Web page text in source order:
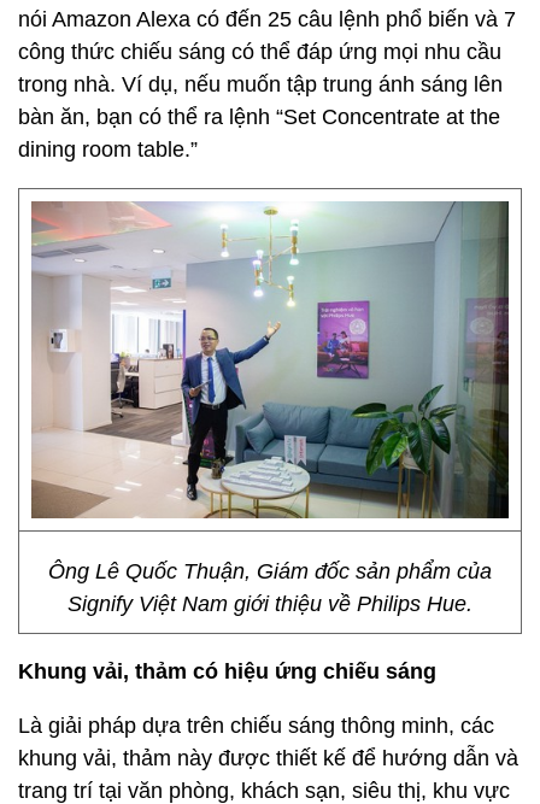
nói Amazon Alexa có đến 25 câu lệnh phổ biến và 7
công thức chiếu sáng có thể đáp ứng mọi nhu cầu
trong nhà. Ví dụ, nếu muốn tập trung ánh sáng lên
bàn ăn, bạn có thể ra lệnh “Set Concentrate at the
dining room table.”
Ông Lê Quốc Thuận, Giám đốc sản phẩm của
Signify Việt Nam giới thiệu về Philips Hue.
Khung vải, thảm có hiệu ứng chiếu sáng
Là giải pháp dựa trên chiếu sáng thông minh, các
khung vải, thảm này được thiết kế để hướng dẫn và
trang trí tại văn phòng, khách sạn, siêu thị, khu vực